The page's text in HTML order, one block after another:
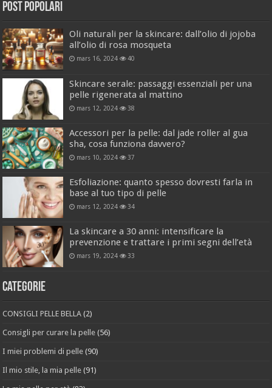
Post popolari
Oli naturali per la skincare: dall’olio di jojoba
all’olio di rosa mosqueta
mars 16, 2024 40
Skincare serale: passaggi essenziali per una
pelle rigenerata al mattino
mars 12, 2024 38
Accessori per la pelle: dal jade roller al gua
sha, cosa funziona davvero?
mars 10, 2024 37
Esfoliazione: quanto spesso dovresti farla in
base al tuo tipo di pelle
mars 12, 2024 34
La skincare a 30 anni: intensificare la
prevenzione e trattare i primi segni dell’età
mars 19, 2024 33
Categorie
CONSIGLI PELLE BELLA (2)
Consigli per curare la pelle (56)
I miei problemi di pelle (90)
Il mio stile, la mia pelle (91)